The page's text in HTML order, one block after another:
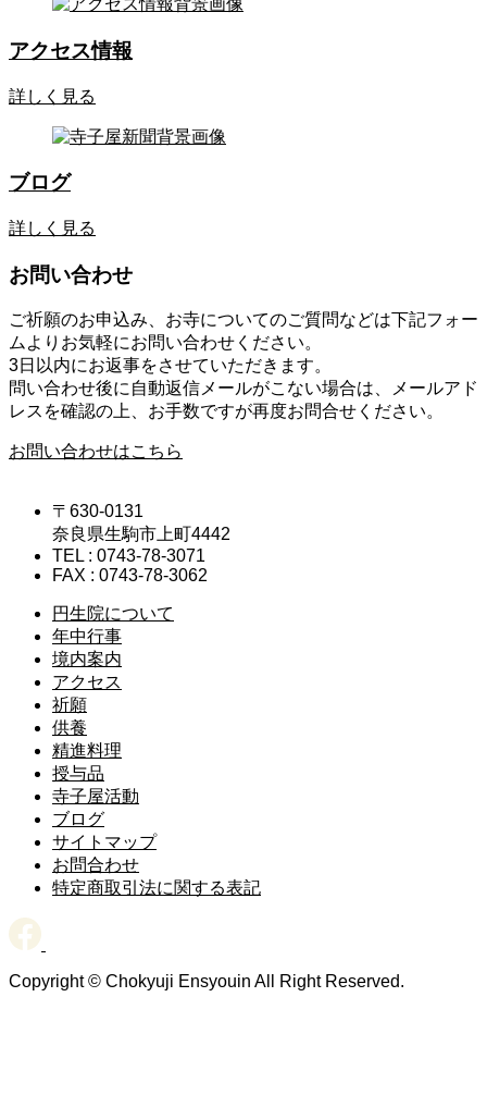
アクセス情報
詳しく見る
ブログ
詳しく見る
お問い合わせ
ご祈願のお申込み、お寺についてのご質問などは下記フォー
ムよりお気軽にお問い合わせください。
3日以内にお返事をさせていただきます。
問い合わせ後に自動返信メールがこない場合は、メールアド
レスを確認の上、お手数ですが再度お問合せください。
お問い合わせはこちら
〒630-0131
奈良県生駒市上町4442
TEL : 0743-78-3071
FAX : 0743-78-3062
円生院について
年中行事
境内案内
アクセス
祈願
供養
精進料理
授与品
寺子屋活動
ブログ
サイトマップ
お問合わせ
特定商取引法に関する表記
Copyright © Chokyuji Ensyouin All Right Reserved.